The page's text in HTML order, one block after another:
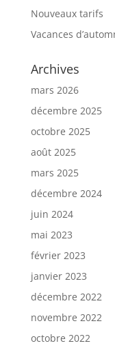
Nouveaux tarifs
Vacances
Archives
mars 2026
décembre 2025
octobre 2025
août 2025
mars 2025
décembre 2024
juin 2024
mai 2023
février 2023
janvier 2023
décembre 2022
novembre 2022
octobre 2022